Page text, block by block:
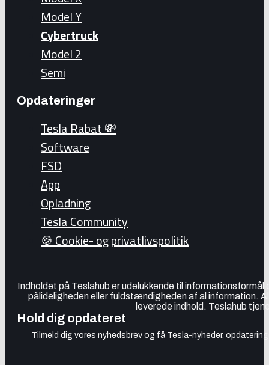
Model Y
Cybertruck
Model 2
Semi
Opdateringer
Tesla Rabat 💸
Software
FSD
App
Opladning
Tesla Community
🍪 Cookie- og privatlivspolitik
Indholdet på Teslahub er udelukkende til
pålideligheden eller fuldstændigheden af al information.
leverede indhold. Teslahub
Hold dig opdateret
Tilmeld dig vores nyhedsbrev og få Tesla-nyheder,